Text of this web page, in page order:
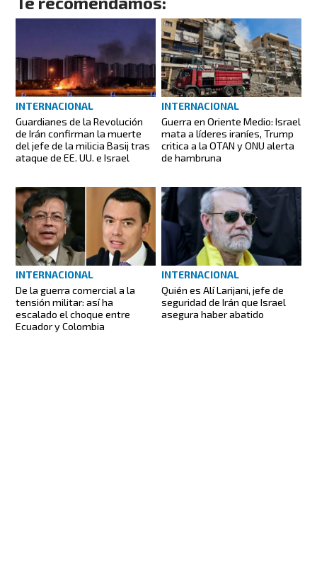
INTERNACIONAL
Guardianes de la Revolución
de Irán confirman la muerte
del jefe de la milicia Basij tras
ataque de EE. UU. e Israel
INTERNACIONAL
Guerra en Oriente Medio: Israel
mata a líderes iraníes, Trump
critica a la OTAN y ONU alerta
de hambruna
INTERNACIONAL
De la guerra comercial a la
tensión militar: así ha
escalado el choque entre
Ecuador y Colombia
INTERNACIONAL
Quién es Alí Larijani, jefe de
seguridad de Irán que Israel
asegura haber abatido